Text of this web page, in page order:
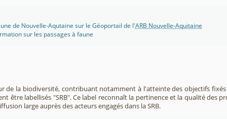
de Nouvelle-Aqutaine sur le Géoportail de l'ARB Nouvelle-Aquitaine
sur les passages à faune
de la biodiversité, contribuant notamment à l'atteinte des objectifs fixés
être labellisés "SRB". Ce label reconnaît la pertinence et la qualité des
large auprès des acteurs engagés dans la SRB.